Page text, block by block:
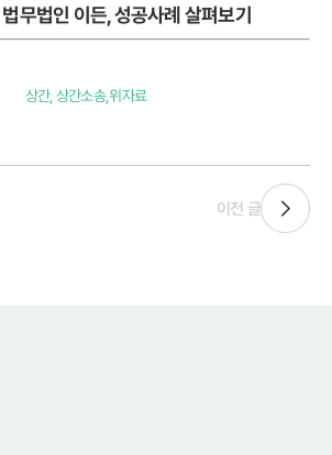
법무법인 이든, 성공사례 살펴보기
상간, 상간소송,위자료
이전 글